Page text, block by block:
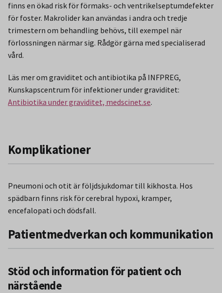
finns en ökad risk för förmaks- och ventrikelseptumdefekter
för foster. Makrolider kan användas i andra och tredje
trimestern om behandling behövs, till exempel när
förlossningen närmar sig. Rådgör gärna med specialiserad
vård.
Läs mer om graviditet och antibiotika på INFPREG,
Kunskapscentrum för infektioner under graviditet:
Antibiotika under graviditet, medscinet.se.
Komplikationer
Pneumoni och otit är följdsjukdomar till kikhosta. Hos
spädbarn finns risk för cerebral hypoxi, kramper,
encefalopati och dödsfall.
Patientmedverkan och kommunikation
Stöd och information för patient och
närstående